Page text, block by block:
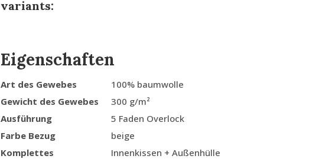
variants:
Eigenschaften
Art des Gewebes
100% baumwolle
Gewicht des Gewebes
300 g/m²
Ausführung
5 Faden Overlock
Farbe Bezug
beige
Komplettes
Innenkissen + Außenhülle